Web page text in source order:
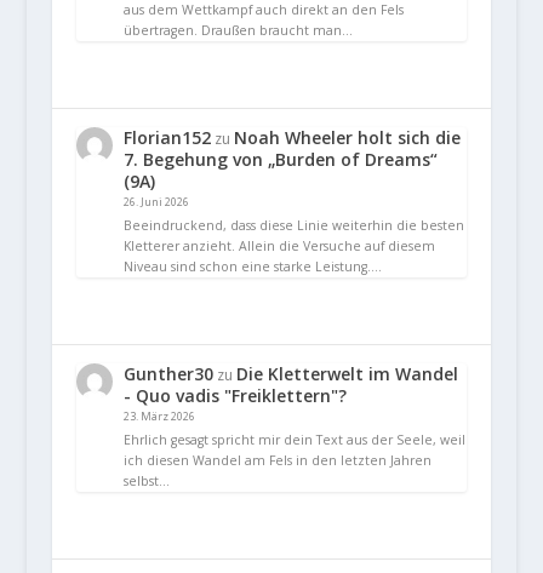
aus dem Wettkampf auch direkt an den Fels
übertragen. Draußen braucht man…
Florian152zu Noah Wheeler holt sich die
7. Begehung von „Burden of Dreams“
(9A)
26. Juni 2026
Beeindruckend, dass diese Linie weiterhin die besten
Kletterer anzieht. Allein die Versuche auf diesem
Niveau sind schon eine starke Leistung.…
Gunther30zu Die Kletterwelt im Wandel
- Quo vadis "Freiklettern"?
23. März 2026
Ehrlich gesagt spricht mir dein Text aus der Seele, weil
ich diesen Wandel am Fels in den letzten Jahren
selbst…